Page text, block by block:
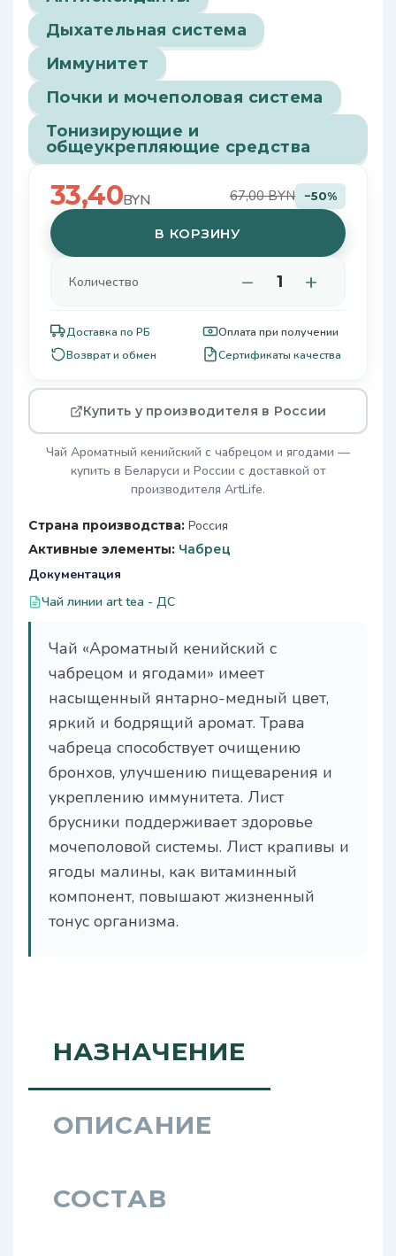
Страна производства: Россия
Активные элементы: Чабрец
Документация
Чай линии art tea - ДС
Дыхательная система
Иммунитет
Почки и мочеполовая система
Тонизирующие и
общеукрепляющие средства
Чай «Ароматный кенийский с
чабрецом и ягодами» имеет
насыщенный янтарно-медный цвет,
яркий и бодрящий аромат. Трава
чабреца способствует очищению
бронхов, улучшению пищеварения и
укреплению иммунитета. Лист
брусники поддерживает здоровье
мочеполовой системы. Лист крапивы и
ягоды малины, как витаминный
компонент, повышают жизненный
тонус организма.
33,40BYN 67,00 BYN −50%
В КОРЗИНУ
Количество − +
Доставка по РБ
Оплата при получении
Возврат и обмен
Сертификаты качества
Купить у производителя в России
Чай Ароматный кенийский с чабрецом и ягодами —
купить в Беларуси и России с доставкой от
производителя ArtLife.
НАЗНАЧЕНИЕ
ОПИСАНИЕ
СОСТАВ